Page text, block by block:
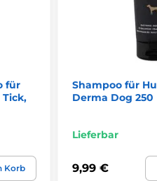
für
Tick,
Korb
Shampoo für
Derma Dog 250
Lieferbar
9,99 €